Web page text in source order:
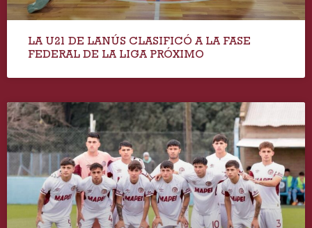
LA U21 DE LANÚS CLASIFICÓ A LA FASE
FEDERAL DE LA LIGA PRÓXIMO